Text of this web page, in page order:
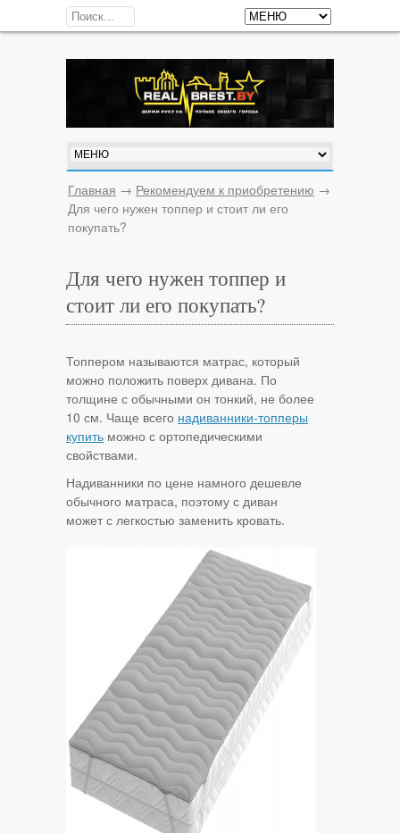
Главная → Рекомендуем к приобретению →
Для чего нужен топпер и стоит ли его
покупать?
Для чего нужен топпер и
стоит ли его покупать?
Топпером называются матрас, который
можно положить поверх дивана. По
толщине с обычными он тонкий, не более
10 см. Чаще всего надиванники-топперы
купить можно с ортопедическими
свойствами.
Надиванники по цене намного дешевле
обычного матраса, поэтому с диван
может с легкостью заменить кровать.